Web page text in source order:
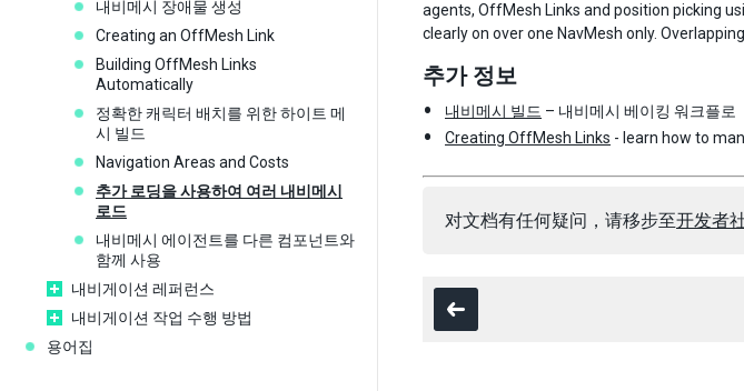
내비메시 장애물 생성
Creating an OffMesh Link
Building OffMesh Links
Automatically
정확한 캐릭터 배치를 위한 하이트 메
시 빌드
Navigation Areas and Costs
추가 로딩을 사용하여 여러 내비메시
로드
내비메시 에이전트를 다른 컴포넌트와
함께 사용
내비게이션 레퍼런스
내비게이션 작업 수행 방법
용어집
agents, OffMesh Links and position picking
clearly on over one NavMesh only.
추가 정보
내비메시 빌드 – 내비메시 베이킹 워크플로
Creating OffMesh Links - learn how to
对文档有任何疑问，请移步至开发者